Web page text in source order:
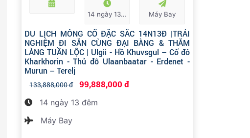
14 ngày 13 đêm Máy Bay
DU LỊCH MÔNG CỔ ĐẶC SẮC 14N13Đ |TRẢI
NGHIỆM ĐI SĂN CÙNG ĐẠI BÀNG & THĂM
LÀNG TUẦN LỘC | Ulgii - Hồ Khuvsgul – Cố đô
Kharkhorin - Thủ đô Ulaanbaatar - Erdenet -
Murun – Terelj
133,888,000 đ 99,888,000 đ
14 ngày 13 đêm
Máy Bay